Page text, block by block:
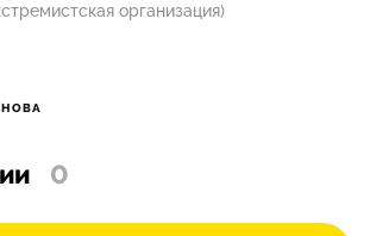
организация)
0